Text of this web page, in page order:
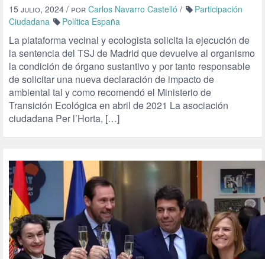
15 julio, 2024 / por Carlos Navarro Castelló /
Participación
Ciudadana
Política España
La plataforma vecinal y ecologista solicita la ejecución de
la sentencia del TSJ de Madrid que devuelve al organismo
la condición de órgano sustantivo y por tanto responsable
de solicitar una nueva declaración de impacto de
ambiental tal y como recomendó el Ministerio de
Transición Ecológica en abril de 2021 La asociación
ciudadana Per l’Horta, […]